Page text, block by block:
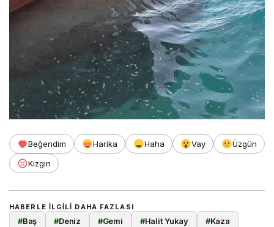
Beğendim Harika Haha Vay
Üzgün
Kızgın
HABERLE ILGILI DAHA FAZLASI
#Baş #Deniz #Gemi #Halit Yukay #Kaza